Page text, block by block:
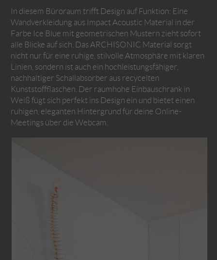
In diesem Büroraum trifft Design auf Funktion: Eine
Wandverkleidung aus Impact Acoustic Material in der
Farbe Ice Blue mit geometrischen Mustern zieht sofort
alle Blicke auf sich. Das ARCHISONIC Material sorgt
nicht nur für eine ruhige, stilvolle Atmosphäre mit klaren
Linien, sondern ist auch ein hochleistungsfähiger,
nachhaltiger Schallabsorber aus recycelten
Kunststoffflaschen. Der raumhohe Einbauschrank in
Weiß fügt sich perfekt ins Design ein und bietet einen
ruhigen, eleganten Hintergrund für deine Online-
Meetings über die Webcam.